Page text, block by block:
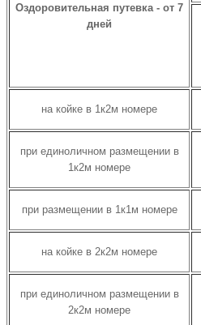
Оздоровительная путевка - от 7
дней
на койке в 1к2м номере
при единоличном размещении в
1к2м номере
при размещении в 1к1м номере
на койке в 2к2м номере
при единоличном размещении в
2к2м номере